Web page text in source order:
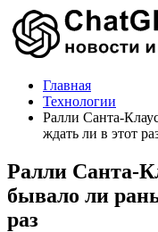
Главная
Технологии
Ралли Санта-
ждать ли в этот
Ралли Санта-
бывало ли
раз